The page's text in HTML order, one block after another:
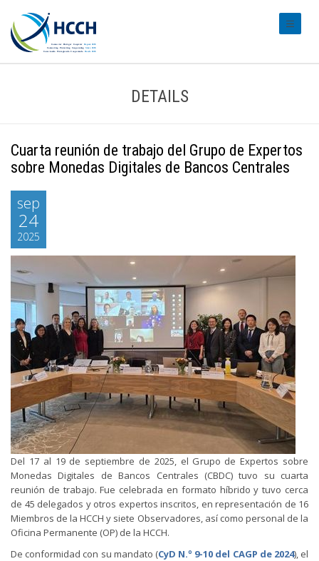
DETAILS
Cuarta reunión de trabajo del Grupo de Expertos
sobre Monedas Digitales de Bancos Centrales
sep
24
2025
Del 17 al 19 de septiembre de 2025, el Grupo de Expertos sobre
Monedas Digitales de Bancos Centrales (CBDC) tuvo su cuarta
reunión de trabajo. Fue celebrada en formato híbrido y tuvo cerca
de 45 delegados y otros expertos inscritos, en representación de 16
Miembros de la HCCH y siete Observadores, así como personal de la
Oficina Permanente (OP) de la HCCH.
De conformidad con su mandato (CyD N.º 9-10 del CAGP de 2024), el